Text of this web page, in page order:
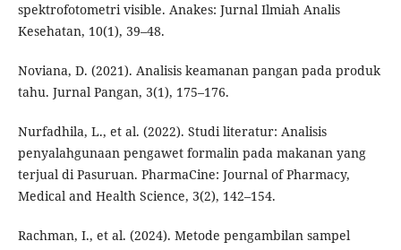
spektrofotometri visible. Anakes: Jurnal Ilmiah Analis
Kesehatan, 10(1), 39–48.
Noviana, D. (2021). Analisis keamanan pangan pada produk
tahu. Jurnal Pangan, 3(1), 175–176.
Nurfadhila, L., et al. (2022). Studi literatur: Analisis
penyalahgunaan pengawet formalin pada makanan yang
terjual di Pasuruan. PharmaCine: Journal of Pharmacy,
Medical and Health Science, 3(2), 142–154.
Rachman, I., et al. (2024). Metode pengambilan sampel